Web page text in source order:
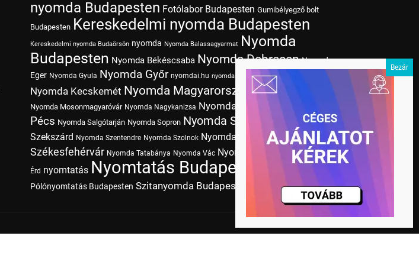
nyomda Budapesten Fotólabor Budapesten Gumibélyegző bolt
Budapesten Kereskedelmi nyomda Budapesten
Kereskedelmi nyomda Budaörsön nyomda Nyomda Balassagyarmat Nyomda
Budapesten Nyomda Békéscsaba Nyomda Debrecen Nyomda
Eger Nyomda Gyula Nyomda Győr nyomdai.hu nyomdai színek Nyomda Kaposvár
Nyomda Kecskemét Nyomda Magyarország Nyomda Miskolc
Nyomda Mosonmagyaróvár Nyomda Nagykanizsa Nyomda Nyíregyháza
Nyomda
Pécs Nyomda Salgótarján Nyomda Sopron Nyomda Szeged
Nyomda
Szekszárd Nyomda Szentendre Nyomda Szolnok Nyomda Szombathely Nyomda
Székesfehérvár Nyomda Tatabánya Nyomda Vác Nyomda Zalaegerszeg Nyomda
Érd nyomtatás Nyomtatás Budapesten
Pólónyomtatás Budapesten Szitanyomda Budapesten Tudásbázis